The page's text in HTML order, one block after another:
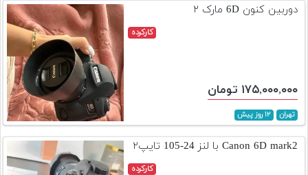
دوربین کنون 6D مارک ۲
کارکرده
۱۷۵,۰۰۰,۰۰۰ تومان
تهران ۱۲ روز پیش
Canon 6D mark2 با لنز 24-105 تایپ۲
کارکرده